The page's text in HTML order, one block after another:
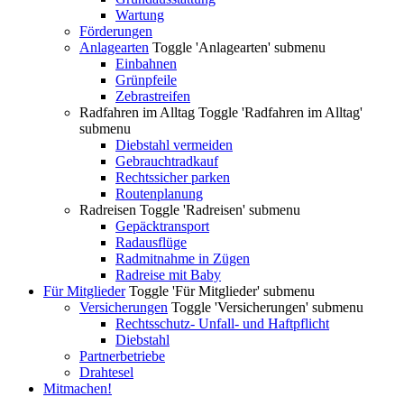
Wartung
Förderungen
Anlagearten Toggle 'Anlagearten' submenu
Einbahnen
Grünpfeile
Zebrastreifen
Radfahren im Alltag Toggle 'Radfahren im Alltag'
submenu
Diebstahl vermeiden
Gebrauchtradkauf
Rechtssicher parken
Routenplanung
Radreisen Toggle 'Radreisen' submenu
Gepäcktransport
Radausflüge
Radmitnahme in Zügen
Radreise mit Baby
Für Mitglieder Toggle 'Für Mitglieder' submenu
Versicherungen Toggle 'Versicherungen' submenu
Rechtsschutz- Unfall- und Haftpflicht
Diebstahl
Partnerbetriebe
Drahtesel
Mitmachen!